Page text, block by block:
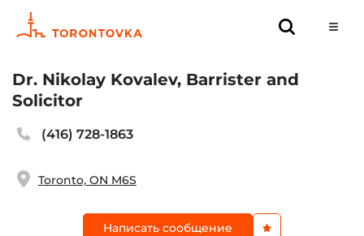
Dr. Nikolay Kovalev, Barrister and
Solicitor
(416) 728-1863
Toronto, ON M6S
Написать сообщение